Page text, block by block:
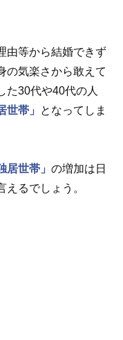
由等から結婚できず
の気楽さから敢えて
た30代や40代の人
世帯」
となってしま
居世帯」 の増加は日
るでしょう。